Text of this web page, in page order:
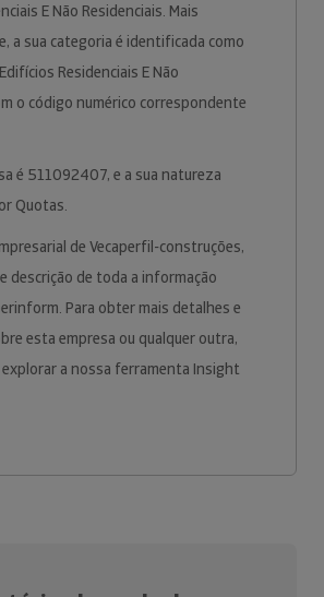
E Não Residenciais. Mais
a sua categoria é identificada como
Residenciais E Não
o código numérico correspondente
é 511092407, e a sua natureza
Quotas.
de Vecaperfil-construções,
descrição de toda a informação
Para obter mais detalhes e
esta empresa ou qualquer outra,
a nossa ferramenta Insight